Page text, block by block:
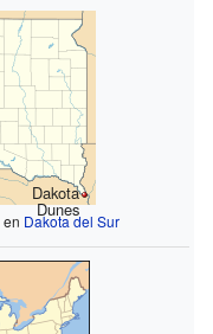
Dakota
Dunes
en Dakota del Sur